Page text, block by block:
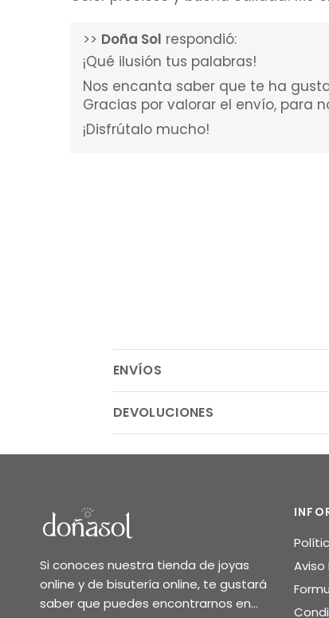
>> Doña Sol respondió:
¡Qué ilusión tus palabras!
Nos encanta saber que te ha
Gracias por valorar el envío, para
¡Disfrútalo mucho!
ENVÍOS
DEVOLUCIONES
Si conoces nuestra tienda de joyas
online y de bisutería online, te gustará
saber que puedes encontrarnos en...
Aviso